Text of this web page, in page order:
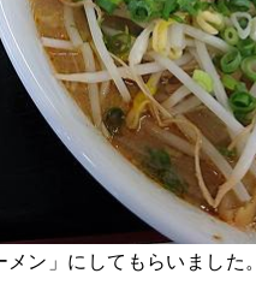
ン」にしてもらいました。